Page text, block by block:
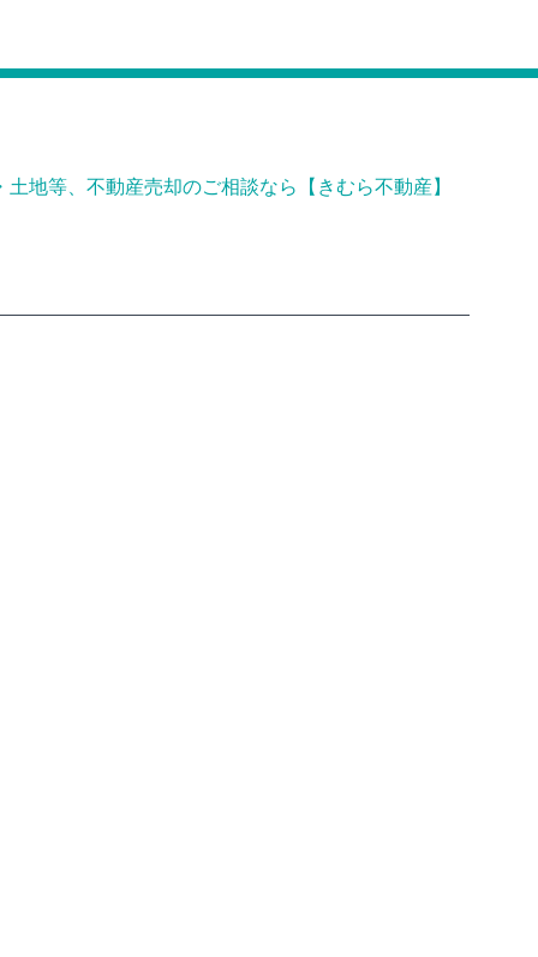
地等、不動産売却のご相談なら【きむら不動産】